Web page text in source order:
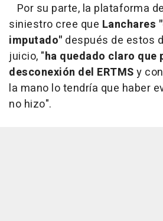
Por su parte, la plataforma
siniestro cree que Lanchares
imputado" después de estos
juicio, "ha quedado claro que
desconexión del ERTMSy
la mano lo tendría que haber
no hizo".